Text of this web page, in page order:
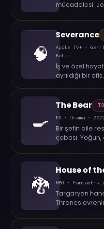
mücadelesi.
sezonla devam
🧠
Severance
Apple TV+ ·
Bölüm
İş ve özel
ayrıldığı bir
🍳
The Bear
FX · Drama ·
Bir şefin aile
çabası.
mutfak hikayesi.
🐉
House of
HBO · Fantastik
Targaryen
Thrones
ejderhalarla